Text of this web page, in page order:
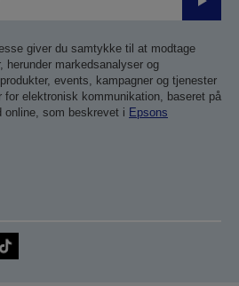
Send
giver du samtykke til at modtage
herunder markedsanalyser og
events, kampagner og tjenester
for elektronisk kommunikation, baseret på
som beskrevet i Epsons